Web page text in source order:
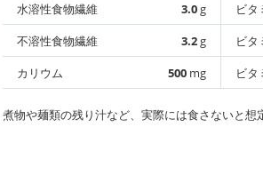
水溶性食物繊維
3.0g
不溶性食物繊維
3.2g
カリウム
500 mg
ビタ
ビタ
ビタ
煮物や麺類の残り汁など、実際には食さないと想